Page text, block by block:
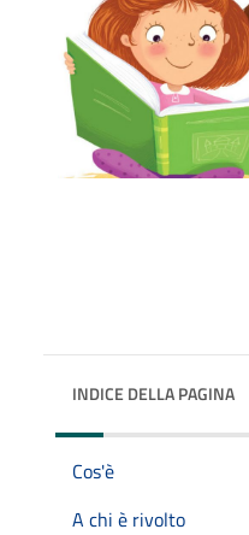
INDICE DELLA PAGINA
Cos'è
A chi è rivolto